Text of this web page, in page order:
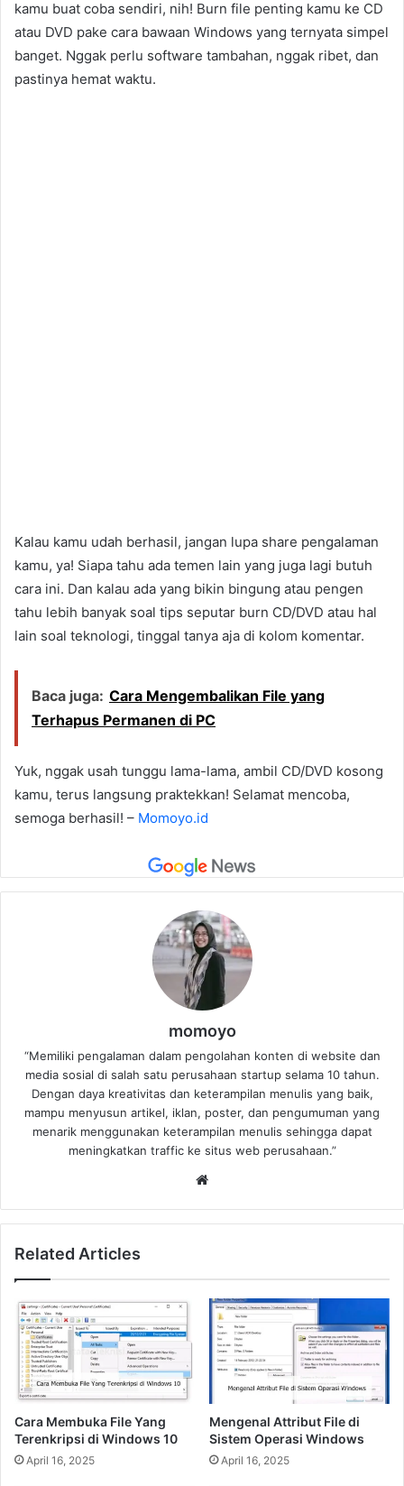
kamu buat coba sendiri, nih! Burn file penting kamu ke CD
atau DVD pake cara bawaan Windows yang ternyata simpel
banget. Nggak perlu software tambahan, nggak ribet, dan
pastinya hemat waktu.
Kalau kamu udah berhasil, jangan lupa share pengalaman
kamu, ya! Siapa tahu ada temen lain yang juga lagi butuh
cara ini. Dan kalau ada yang bikin bingung atau pengen
tahu lebih banyak soal tips seputar burn CD/DVD atau hal
lain soal teknologi, tinggal tanya aja di kolom komentar.
Baca juga: Cara Mengembalikan File yang
Terhapus Permanen di PC
Yuk, nggak usah tunggu lama-lama, ambil CD/DVD kosong
kamu, terus langsung praktekkan! Selamat mencoba,
semoga berhasil! – Momoyo.id
momoyo
“Memiliki pengalaman dalam pengolahan konten di website dan
media sosial di salah satu perusahaan startup selama 10 tahun.
Dengan daya kreativitas dan keterampilan menulis yang baik,
mampu menyusun artikel, iklan, poster, dan pengumuman yang
menarik menggunakan keterampilan menulis sehingga dapat
meningkatkan traffic ke situs web perusahaan.”
Related Articles
Cara Membuka File Yang
Terenkripsi di Windows 10
April 16, 2025
Mengenal Attribut File di
Sistem Operasi Windows
April 16, 2025